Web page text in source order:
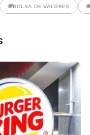
BOLSA DE VALORES